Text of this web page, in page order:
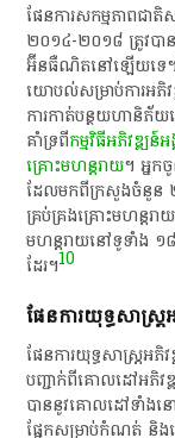
ផែនការ​សកម្មភាព​ជា
២០១៤-២០១៨​ ត្រូវ​បាន​
អ៊ីនធឺណិត​នៅឡើយ​ទេ​។​
យោបល់​សម្រាប់​ការ​អភិវឌ្
ការ​កាត់​បន្ថយ​ហានិភ័
គាំទ្រ​ពីកម្មវិធី​អភិវឌ្ឍន៍​
គ្រោះ​មហន្តរាយ។​ អ្នក
ដែល​មក​ពី​ក្រសួង​ចំនួន​
គ្រប់គ្រង​គ្រោះ​មហន្តរា
មហន្តរាយ​នៅ​ទូ​ទាំង​ ១៨​
ដែរ​។​10
ផែនការ​យុទ្ធសាស្
ផែនការ​យុទ្ធសាស្ត្រ​
បញ្ជាក់​ពី​គោលដៅ​អភិវឌ្
បាន​នូវ​គោលដៅ​ទាំងនោ
ផ្នែក​សម្រាប់​កំណត់​ និង​